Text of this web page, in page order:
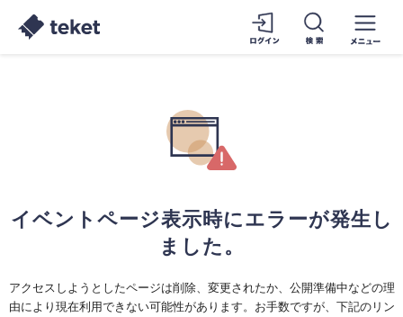
イベントページ表示時にエラーが発生し
ました。
アクセスしようとしたページは削除、変更されたか、公開準備中などの理
由により現在利用できない可能性があります。お手数ですが、下記のリン